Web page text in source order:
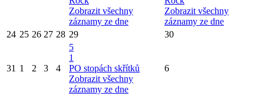
Zobrazit všechny
záznamy ze dne
Zobrazit všechny
záznamy ze dne
24 25 26 27 28 29 30
31 1 2 3 4
5
1
PO stopách skřítků
Zobrazit všechny
záznamy ze dne
6